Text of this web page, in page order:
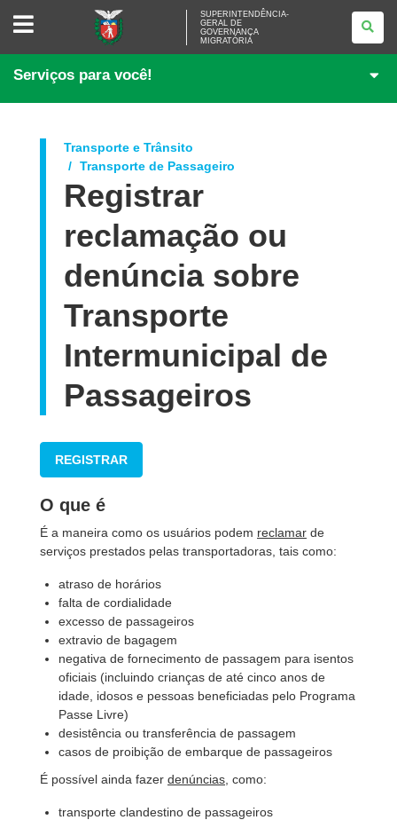
SUPERINTENDÊNCIA-
GOVERNANÇA
SUPERINTENDÊNCIA-
GERAL DE
GOVERNANÇA
MIGRATÓRIA
Serviços para você!
Transporte e Trânsito
Transporte de Passageiro
Registrar
reclamação ou
denúncia sobre
Transporte
Intermunicipal de
Passageiros
REGISTRAR
O que é
É a maneira como os usuários podem reclamar de
serviços prestados pelas transportadoras, tais como:
atraso de horários
falta de cordialidade
excesso de passageiros
extravio de bagagem
negativa de fornecimento de passagem para isentos
oficiais (incluindo crianças de até cinco anos de
idade, idosos e pessoas beneficiadas pelo Programa
Passe Livre)
desistência ou transferência de passagem
casos de proibição de embarque de passageiros
É possível ainda fazer denúncias , como:
transporte clandestino de passageiros